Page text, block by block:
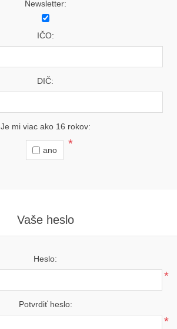
Newsletter:
IČO:
DIČ:
Je mi viac ako 16 rokov:
ano *
Vaše heslo
Heslo:
*
Potvrdiť heslo:
*